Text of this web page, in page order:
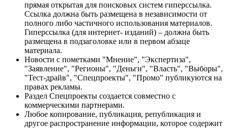
прямая открытая для поисковых систем гиперссылка.
Ссылка должна быть размещена в независимости от
полного либо частичного использования материалов.
Гиперссылка (для интернет- изданий) – должна быть
размещена в подзаголовке или в первом абзаце
материала.
Новости с пометками "Мнение", "Экспертиза",
"Заявление", "Регионы", "Деньги", "Власть", "Выборы",
"Тест-драйв", "Спецпроекты", "Промо" публикуются на
правах рекламы.
Раздел Спецпроекты создается совместно с
коммерческими партнерами.
Любое копирование, публикация, републикация и
другое распространение информации, которое содержит